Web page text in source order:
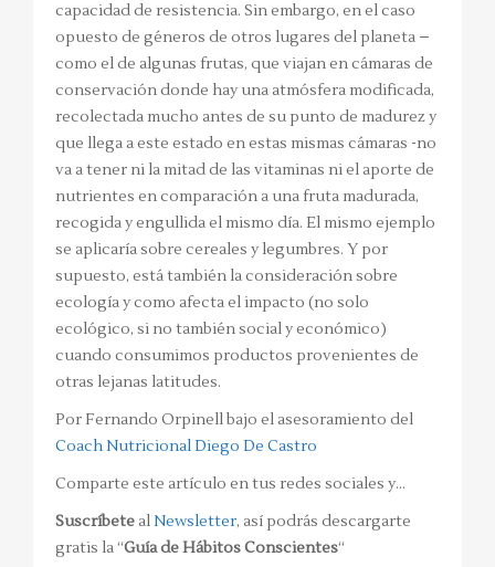
capacidad de resistencia. Sin embargo, en el caso
opuesto de géneros de otros lugares del planeta –
como el de algunas frutas, que viajan en cámaras de
conservación donde hay una atmósfera modificada,
recolectada mucho antes de su punto de madurez y
que llega a este estado en estas mismas cámaras -no
va a tener ni la mitad de las vitaminas ni el aporte de
nutrientes en comparación a una fruta madurada,
recogida y engullida el mismo día. El mismo ejemplo
se aplicaría sobre cereales y legumbres. Y por
supuesto, está también la consideración sobre
ecología y como afecta el impacto (no solo
ecológico, si no también social y económico)
cuando consumimos productos provenientes de
otras lejanas latitudes.
Por Fernando Orpinell bajo el asesoramiento del
Coach Nutricional Diego De Castro
Comparte este artículo en tus redes sociales y…
Suscríbete alNewsletter, así podrás descargarte
gratis la “Guía de Hábitos Conscientes“